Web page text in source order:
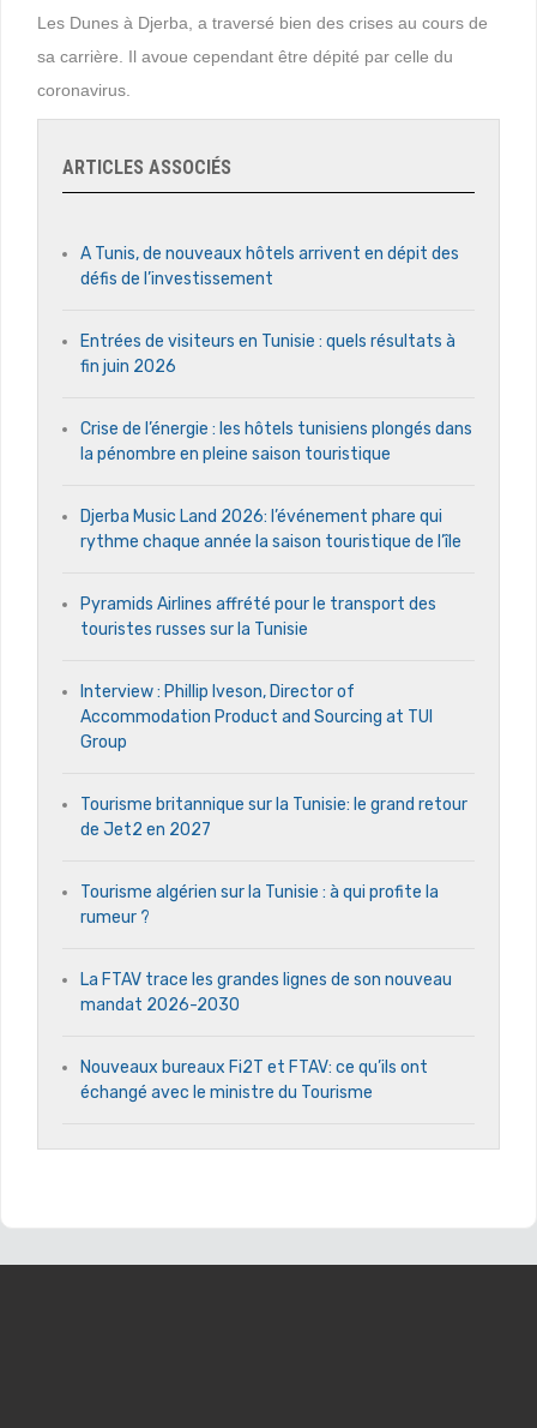
Les Dunes à Djerba, a traversé bien des crises au cours de
sa carrière. Il avoue cependant être dépité par celle du
coronavirus.
ARTICLES ASSOCIÉS
A Tunis, de nouveaux hôtels arrivent en dépit des
défis de l’investissement
Entrées de visiteurs en Tunisie : quels résultats à
fin juin 2026
Crise de l’énergie : les hôtels tunisiens plongés dans
la pénombre en pleine saison touristique
Djerba Music Land 2026: l’événement phare qui
rythme chaque année la saison touristique de l’île
Pyramids Airlines affrété pour le transport des
touristes russes sur la Tunisie
Interview : Phillip Iveson, Director of
Accommodation Product and Sourcing at TUI
Group
Tourisme britannique sur la Tunisie: le grand retour
de Jet2 en 2027
Tourisme algérien sur la Tunisie : à qui profite la
rumeur ?
La FTAV trace les grandes lignes de son nouveau
mandat 2026-2030
Nouveaux bureaux Fi2T et FTAV: ce qu’ils ont
échangé avec le ministre du Tourisme